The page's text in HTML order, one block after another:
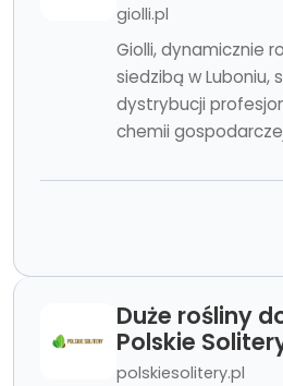
giolli.pl
Giolli, dynamicznie
siedzibą w Luboniu,
dystrybucji
chemii
Duże rośliny
Polskie
polskiesolitery.pl